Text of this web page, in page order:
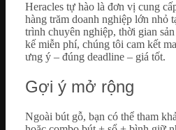
Heracles tự hào là đơn vị cung
hàng trăm doanh nghiệp lớn nhỏ
trình chuyên nghiệp, thời gian
kế miễn phí, chúng tôi cam kết
ưng ý – đúng deadline – giá tốt.
Gợi ý mở rộng
Ngoài bút gỗ, bạn có thể tham